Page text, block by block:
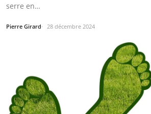
serre en…
Pierre Girard 28 décembre 2024